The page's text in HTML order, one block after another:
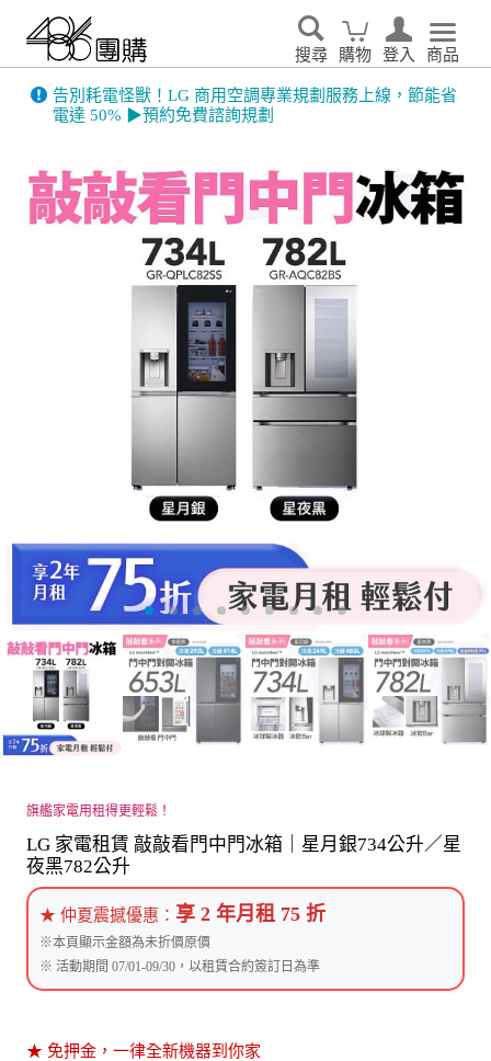
搜尋 購物 登入 商品
告別耗電怪獸！LG 商用空調專業規劃服務上線，節能省
電達 50% ▶預約免費諮詢規劃
旗艦家電用租得更輕鬆！
LG 家電租賃 敲敲看門中門冰箱｜星月銀734公升／星
夜黑782公升
★ 仲夏震撼優惠： 享 2 年月租 75 折
※本頁顯示金額為未折價原價
※ 活動期間 07/01-09/30，以租賃合約簽訂日為準
★ 免押金，一律全新機器到你家